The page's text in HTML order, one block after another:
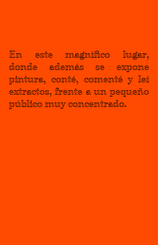
En este magnífico lugar,
donde además se expone
pintura, conté, comenté y leí
extractos, frente a un pequeño
público muy concentrado.